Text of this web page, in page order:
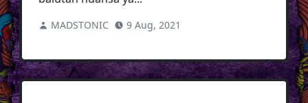
MADSTONIC 9 Aug, 2021